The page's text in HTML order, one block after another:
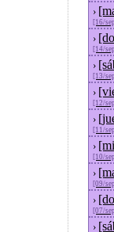
›
[16/
›
[14/
›
[13/
›
[12/
›
[11/
›
[10/
›
[09/
›
[07/
›